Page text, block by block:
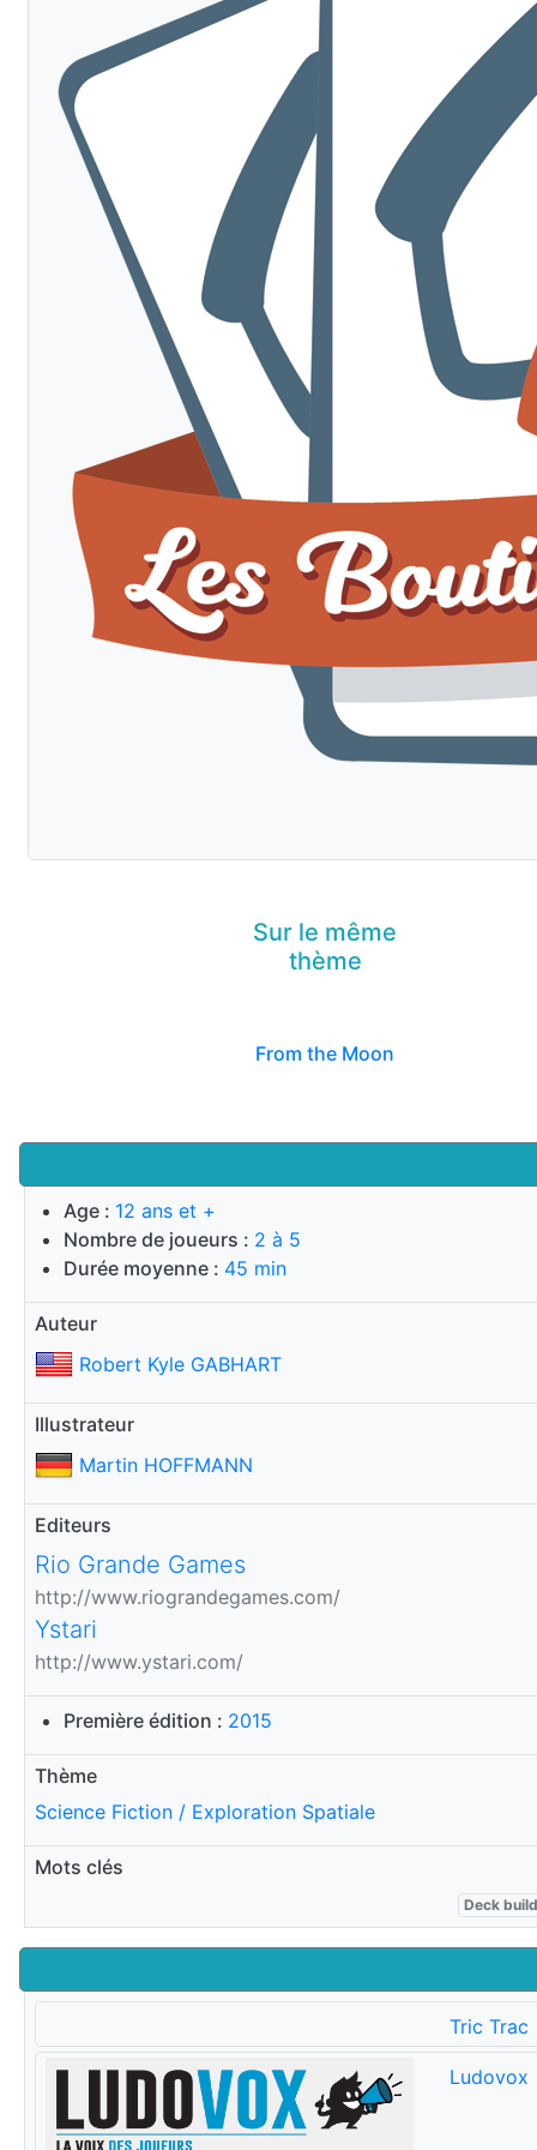
Age : 12 ans et +
Nombre de joueurs : 2 à 5
Durée moyenne : 45 min
Auteur
Robert Kyle GABHART
Illustrateur
Martin HOFFMANN
Editeurs
Rio Grande Games
http://www.riograndegames.com/
Ystari
http://www.ystari.com/
Première édition : 2015
Thème
Science Fiction / Exploration Spatiale
Mots clés
Deck
Tric Trac
Ludovox
Sur le même
thème
From the Moon